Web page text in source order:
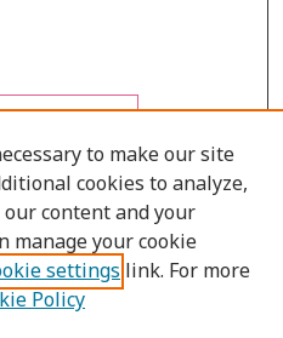
to make our site
cookies to analyze,
content and your
manage your cookie
settings link. For more
Policy